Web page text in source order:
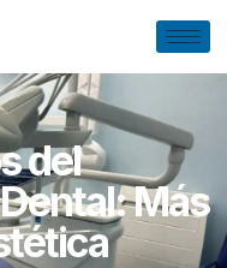
del
Más